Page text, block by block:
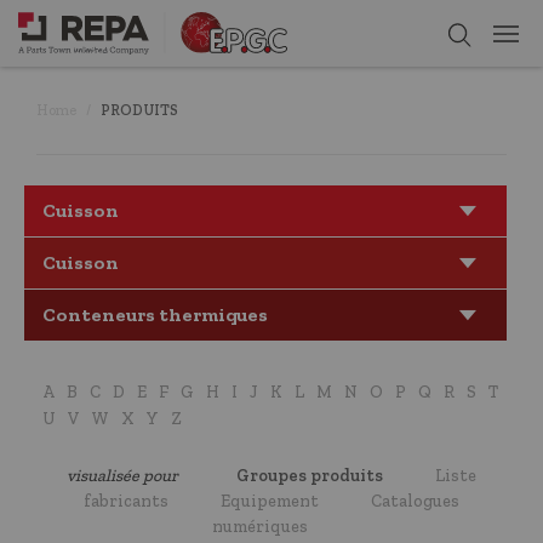
PRODUITS
Cuisson
Cuisson
Conteneurs thermiques
A B C D E F G H I J K L M N O P Q R S
T
U
V W X Y Z
visualisée pour Groupes produits
Liste
fabricants
Equipement
Catalogues
numériques